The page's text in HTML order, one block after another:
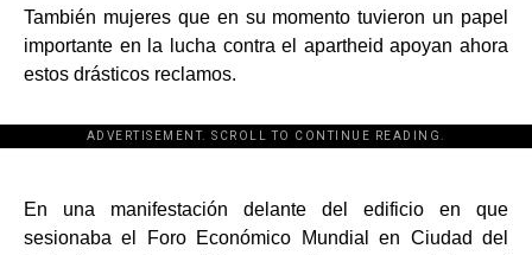
También mujeres que en su momento tuvieron un papel
importante en la lucha contra el apartheid apoyan ahora
estos drásticos reclamos.
ADVERTISEMENT. SCROLL TO CONTINUE READING.
[adsforwp id="243463"]
En una manifestación delante del edificio en que
sesionaba el Foro Económico Mundial en Ciudad del